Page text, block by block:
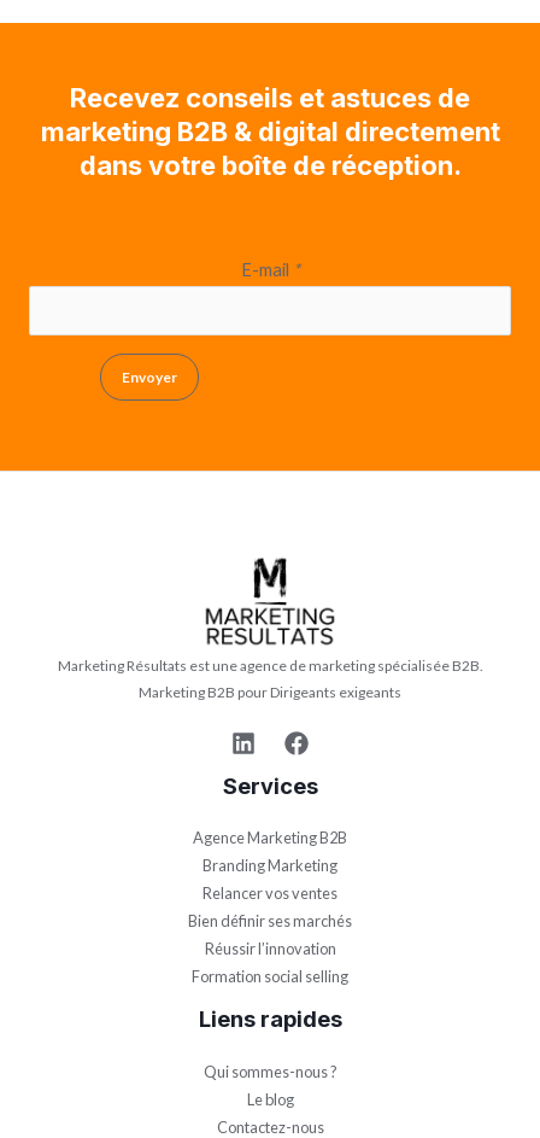
Recevez conseils et astuces de
marketing B2B & digital directement
dans votre boîte de réception.
E-mail *
Envoyer
Marketing Résultats est une agence de marketing spécialisée B2B.
Marketing B2B pour Dirigeants exigeants
Services
Agence Marketing B2B
Branding Marketing
Relancer vos ventes
Bien définir ses marchés
Réussir l’innovation
Formation social selling
Liens rapides
Qui sommes-nous ?
Le blog
Contactez-nous